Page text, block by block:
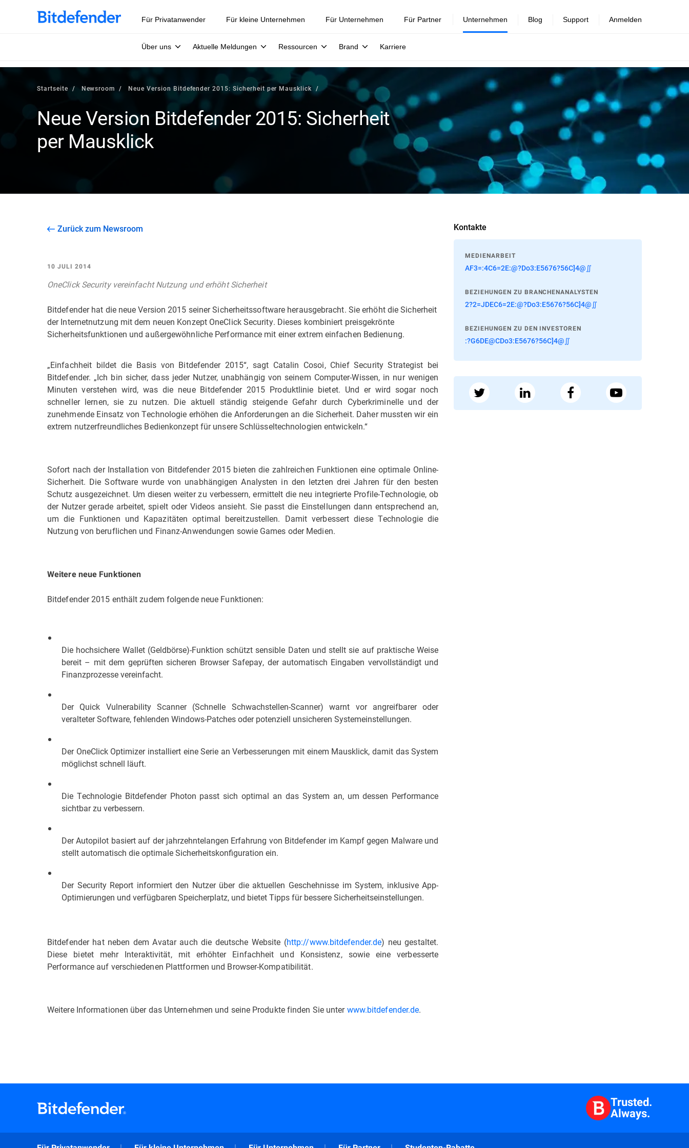
Für Privatanwender Für kleine Unternehmen Für Unternehmen Für Partner Unternehmen
Über uns Aktuelle Meldungen Ressourcen Brand Karriere
Blog Support Anmelden
Startseite Newsroom Neue Version Bitdefender 2015: Sicherheit per Mausklick
Neue Version Bitdefender 2015: Sicherheit
per Mausklick
Zurück zum Newsroom
10 JULI 2014
OneClick Security vereinfacht Nutzung und erhöht Sicherheit
Bitdefender hat die neue Version 2015 seiner Sicherheitssoftware herausgebracht. Sie erhöht die Sicherheit
der Internetnutzung mit dem neuen Konzept OneClick Security. Dieses kombiniert preisgekrönte
Sicherheitsfunktionen und außergewöhnliche Performance mit einer extrem einfachen Bedienung.
„Einfachheit bildet die Basis von Bitdefender 2015“, sagt Catalin Cosoi, Chief Security Strategist bei
Bitdefender. „Ich bin sicher, dass jeder Nutzer, unabhängig von seinem Computer-Wissen, in nur wenigen
Minuten verstehen wird, was die neue Bitdefender 2015 Produktlinie bietet. Und er wird sogar noch
schneller lernen, sie zu nutzen. Die aktuell ständig steigende Gefahr durch Cyberkriminelle und der
zunehmende Einsatz von Technologie erhöhen die Anforderungen an die Sicherheit. Daher mussten wir ein
extrem nutzerfreundliches Bedienkonzept für unsere Schlüsseltechnologien entwickeln.“
Sofort nach der Installation von Bitdefender 2015 bieten die zahlreichen Funktionen eine optimale Online-
Sicherheit. Die Software wurde von unabhängigen Analysten in den letzten drei Jahren für den besten
Schutz ausgezeichnet. Um diesen weiter zu verbessern, ermittelt die neu integrierte Profile-Technologie, ob
der Nutzer gerade arbeitet, spielt oder Videos ansieht. Sie passt die Einstellungen dann entsprechend an,
um die Funktionen und Kapazitäten optimal bereitzustellen. Damit verbessert diese Technologie die
Nutzung von beruflichen und Finanz-Anwendungen sowie Games oder Medien.
Weitere neue Funktionen
Bitdefender 2015 enthält zudem folgende neue Funktionen:
Die hochsichere Wallet (Geldbörse)-Funktion schützt sensible Daten und stellt sie auf praktische Weise
bereit – mit dem geprüften sicheren Browser Safepay, der automatisch Eingaben vervollständigt und
Finanzprozesse vereinfacht.
Der Quick Vulnerability Scanner (Schnelle Schwachstellen-Scanner) warnt vor angreifbarer oder
veralteter Software, fehlenden Windows-Patches oder potenziell unsicheren Systemeinstellungen.
Der OneClick Optimizer installiert eine Serie an Verbesserungen mit einem Mausklick, damit das System
möglichst schnell läuft.
Die Technologie Bitdefender Photon passt sich optimal an das System an, um dessen Performance
sichtbar zu verbessern.
Der Autopilot basiert auf der jahrzehntelangen Erfahrung von Bitdefender im Kampf gegen Malware und
stellt automatisch die optimale Sicherheitskonfiguration ein.
Der Security Report informiert den Nutzer über die aktuellen Geschehnisse im System, inklusive App-
Optimierungen und verfügbaren Speicherplatz, und bietet Tipps für bessere Sicherheitseinstellungen.
Bitdefender hat neben dem Avatar auch die deutsche Website (http://www.bitdefender.de) neu gestaltet.
Diese bietet mehr Interaktivität, mit erhöhter Einfachheit und Konsistenz, sowie eine verbesserte
Performance auf verschiedenen Plattformen und Browser-Kompatibilität.
Weitere Informationen über das Unternehmen und seine Produkte finden Sie unterwww.bitdefender.de.
Kontakte
MEDIENARBEIT
AF3=:4C6=2E:@?Do3:E5676?56C]4@∬
BEZIEHUNGEN ZU BRANCHENANALYSTEN
2?2=JDEC6=2E:@?Do3:E5676?56C]4@∬
BEZIEHUNGEN ZU DEN INVESTOREN
:?G6DE@CDo3:E5676?56C]4@∬
Trusted.
Always.